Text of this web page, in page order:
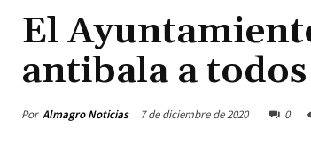
El
antibala a todos
Por Almagro Noticias 7 de diciembre de 2020 0